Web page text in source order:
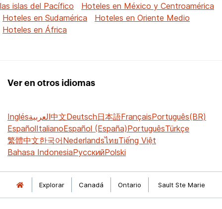
las islas del Pacífico
Hoteles en México y Centroamérica
Hoteles en Sudamérica
Hoteles en Oriente Medio
Hoteles en África
Ver en otros idiomas
Inglésالعربية中文Deutsch日本語FrançaisPortuguês(BR)
EspañolItalianoEspañol (España)PortuguêsTürkçe
繁體中文한국어NederlandsไทยTiếng Việt
Bahasa IndonesiaРусскийPolski
Explorar Canadá Ontario Sault Ste Marie